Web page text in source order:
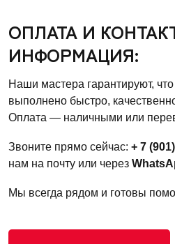
ОПЛАТА И
ИНФОРМАЦИЯ:
Наши мастера гарантируют,
выполнено быстро,
Оплата — наличными или
Звоните прямо сейчас: + 7
нам на почту или через
Мы всегда рядом и готовы